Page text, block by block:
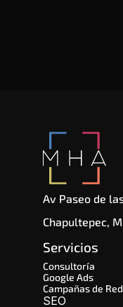
Av Paseo de
Chapultepec,
Servicios
Consultoría
Google Ads
Campañas de